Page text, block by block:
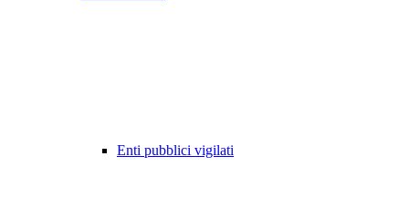
Enti pubblici vigilati